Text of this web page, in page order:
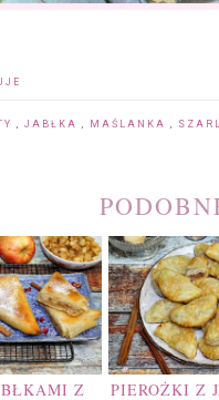
, JABŁKA , MAŚLANKA ,
Z
PIEROŻKI Z